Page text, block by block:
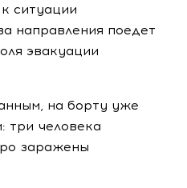
ситуации
направления поедет
эвакуации
на борту уже
три человека
заражены